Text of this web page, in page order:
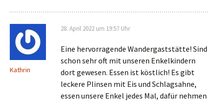
Kathrin
28. April 2022 um 19:57 Uhr
Eine hervorragende Wandergaststätte! Sind
schon sehr oft mit unseren Enkelkindern
dort gewesen. Essen ist köstlich! Es gibt
leckere Plinsen mit Eis und Schlagsahne,
essen unsere Enkel jedes Mal, dafür nehmen